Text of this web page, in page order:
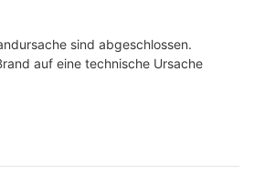
sind abgeschlossen.
auf eine technische Ursache